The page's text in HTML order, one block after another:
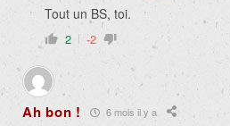
Tout un BS, toi.
2 -2
Ah bon ! 6 mois il y a